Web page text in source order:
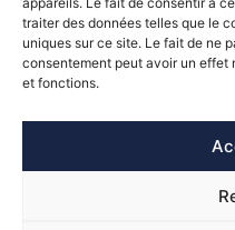
traiter des données telles que le
uniques sur ce site. Le fait de ne
consentement peut avoir un
et fonctions.
ven : 9h00 à 12h30 &
Nous sommes
© 2026 alize-